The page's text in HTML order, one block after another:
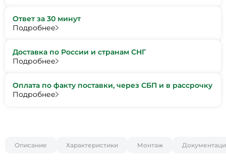
Ответ за 30 минут
Подробнее
Доставка по России и странам СНГ
Подробнее
Оплата по факту поставки, через СБП и в рассрочку
Подробнее
Описание Характеристики Монтаж